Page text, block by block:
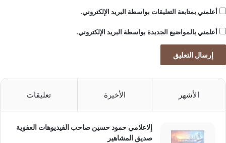
س
ت
أعلمني بمتابعة التعليقات بواسطة البريد الإلكتروني.
أعلمني بالمواضيع الجديدة بواسطة البريد الإلكتروني.
الأشهر الأخيرة تعليقات
إلاعلامي حمود حسين صاحب الفيديوهات العفوية
صديق المشاهير